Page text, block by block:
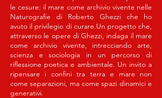
le cesure: il mare come archivio vivente nelle
Naturografie di Roberto Ghezzi che ho
avuto il privilegio di curare.Un progetto che,
attraverso le opere di Ghezzi, indaga il mare
come archivio vivente, intrecciando arte,
scienza e sociologia in un percorso di
riflessione poetica e ambientale. Un invito a
ripensare i confini tra terra e mare non
come separazioni, ma come spazi dinamici e
generativi.